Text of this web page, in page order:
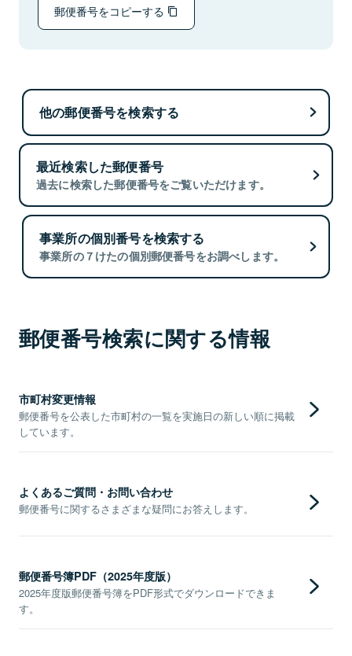
郵便番号をコピーする
他の郵便番号を検索する
最近検索した郵便番号
過去に検索した郵便番号をご覧いただけます。
事業所の個別番号を検索する
事業所の７けたの個別郵便番号をお調べします。
郵便番号検索に関する情報
市町村変更情報
郵便番号を公表した市町村の一覧を実施日の新しい順に掲載
しています。
よくあるご質問・お問い合わせ
郵便番号に関するさまざまな疑問にお答えします。
郵便番号簿PDF（2025年度版）
2025年度版郵便番号簿をPDF形式でダウンロードできま
す。